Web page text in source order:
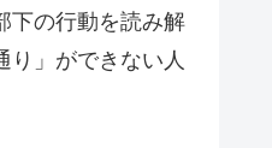
下の行動を読み解
り」ができない人